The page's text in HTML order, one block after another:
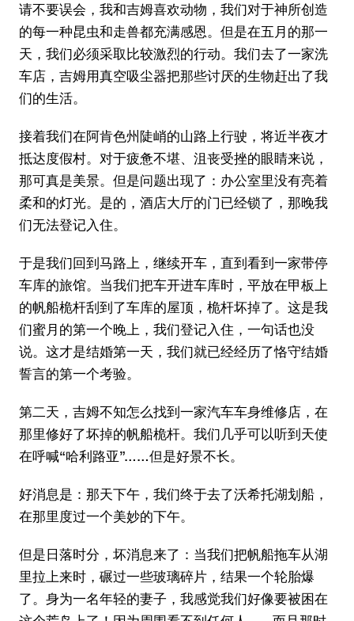
请不要误会，我和吉姆喜欢动物，我们对于神所创造
的每一种昆虫和走兽都充满感恩。但是在五月的那一
天，我们必须采取比较激烈的行动。我们去了一家洗
车店，吉姆用真空吸尘器把那些讨厌的生物赶出了我
们的生活。
接着我们在阿肯色州陡峭的山路上行驶，将近半夜才
抵达度假村。对于疲惫不堪、沮丧受挫的眼睛来说，
那可真是美景。但是问题出现了：办公室里没有亮着
柔和的灯光。是的，酒店大厅的门已经锁了，那晚我
们无法登记入住。
于是我们回到马路上，继续开车，直到看到一家带停
车库的旅馆。当我们把车开进车库时，平放在甲板上
的帆船桅杆刮到了车库的屋顶，桅杆坏掉了。这是我
们蜜月的第一个晚上，我们登记入住，一句话也没
说。这才是结婚第一天，我们就已经经历了恪守结婚
誓言的第一个考验。
第二天，吉姆不知怎么找到一家汽车车身维修店，在
那里修好了坏掉的帆船桅杆。我们几乎可以听到天使
在呼喊“哈利路亚”……但是好景不长。
好消息是：那天下午，我们终于去了沃希托湖划船，
在那里度过一个美妙的下午。
但是日落时分，坏消息来了：当我们把帆船拖车从湖
里拉上来时，碾过一些玻璃碎片，结果一个轮胎爆
了。身为一名年轻的妻子，我感觉我们好像要被困在